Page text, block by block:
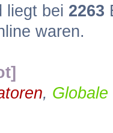
liegt bei 2263
waren.
,